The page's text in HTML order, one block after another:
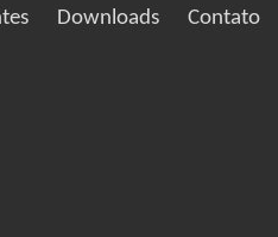
Downloads Contato